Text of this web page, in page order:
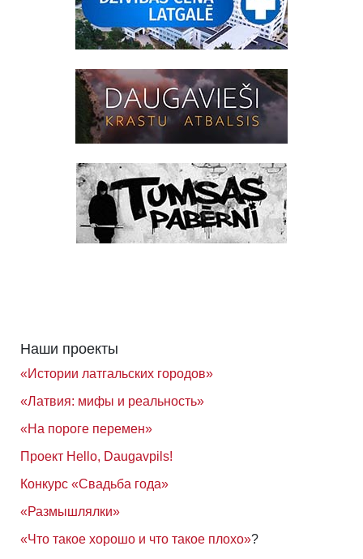
Наши проекты
«Истории латгальских городов»
«Латвия: мифы и реальность»
«На пороге перемен»
Проект Hello, Daugavpils!
Конкурс «Свадьба года»
«Размышлялки»
«Что такое хорошо и что такое плохо»?